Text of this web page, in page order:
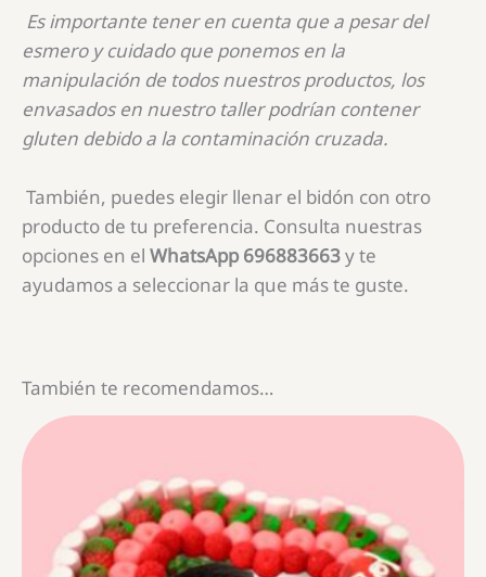
Es importante tener en cuenta que a pesar del
esmero y cuidado que ponemos en la
manipulación de todos nuestros productos, los
envasados en nuestro taller podrían contener
gluten debido a la contaminación cruzada.
También, puedes elegir llenar el bidón con otro
producto de tu preferencia. Consulta nuestras
opciones en el WhatsApp 696883663y te
ayudamos a seleccionar la que más te guste.
También te recomendamos…